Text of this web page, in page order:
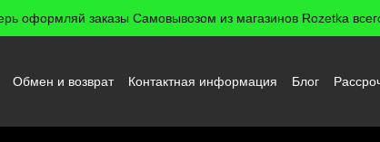
оформляй заказы Самовывозом из магазинов Rozetka
Обмен и возврат Контактная информация Блог